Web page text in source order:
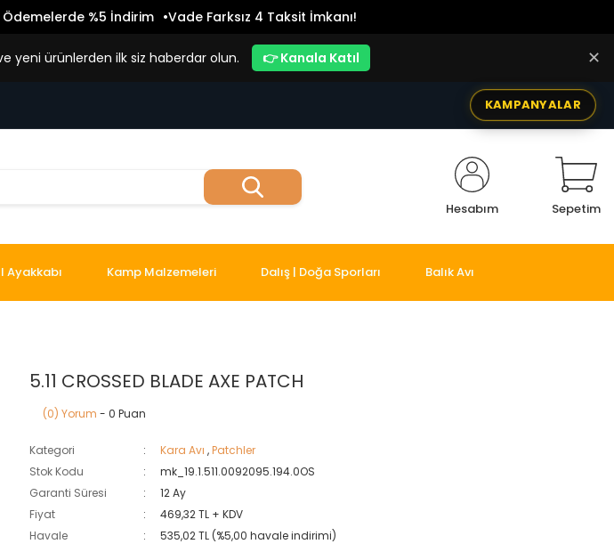
%5 İndirim Vade Farksız 4 Taksit İmkanı!
yeni ürünlerden ilk siz haberdar olun. 👉 Kanala Katıl ✕
KAMPANYALAR
Hesabım Sepetim
Ayakkabı Kamp Malzemeleri Dalış | Doğa Sporları Balık Avı
5.11 CROSSED BLADE AXE PATCH
(0) Yorum - 0 Puan
Kategori Kara Avı ,Patchler
Stok Kodu
mk_19.1.511.0092095.194.0OS
Garanti Süresi
12 Ay
Fiyat
469,32 TL + KDV
Havale
535,02 TL (%5,00 havale indirimi)